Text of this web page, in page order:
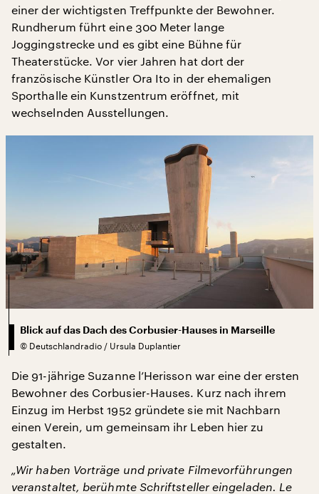
einer der wichtigsten Treffpunkte der Bewohner.
Rundherum führt eine 300 Meter lange
Joggingstrecke und es gibt eine Bühne für
Theaterstücke. Vor vier Jahren hat dort der
französische Künstler Ora Ito in der ehemaligen
Sporthalle ein Kunstzentrum eröffnet, mit
wechselnden Ausstellungen.
Blick auf das Dach des Corbusier-Hauses in Marseille
© Deutschlandradio / Ursula Duplantier
Die 91-jährige Suzanne l’Herisson war eine der ersten
Bewohner des Corbusier-Hauses. Kurz nach ihrem
Einzug im Herbst 1952 gründete sie mit Nachbarn
einen Verein, um gemeinsam ihr Leben hier zu
gestalten.
„Wir haben Vorträge und private Filmevorführungen
veranstaltet, berühmte Schriftsteller eingeladen. Le